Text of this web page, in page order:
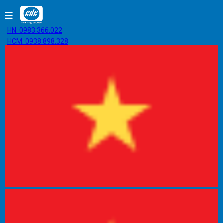
HN: 0983.366.022
HCM: 0938.898.328